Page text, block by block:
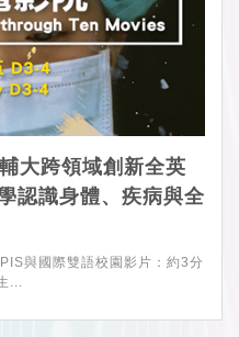
大跨領域創新全英
認識身體、疾病與全
...